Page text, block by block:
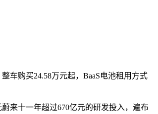
车购买24.58万元起，BaaS电池租用方式
来十一年超过670亿元的研发投入，遍布